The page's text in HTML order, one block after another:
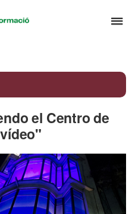
y
Universitat
el Centro de